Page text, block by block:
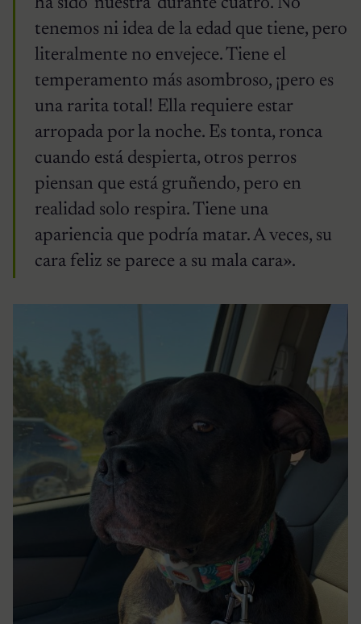
ha sido ‘nuestra’ durante cuatro. No
tenemos ni idea de la edad que tiene, pero
literalmente no envejece. Tiene el
temperamento más asombroso, ¡pero es
una rarita total! Ella requiere estar
arropada por la noche. Es tonta, ronca
cuando está despierta, otros perros
piensan que está gruñendo, pero en
realidad solo respira. Tiene una
apariencia que podría matar. A veces, su
cara feliz se parece a su mala cara».